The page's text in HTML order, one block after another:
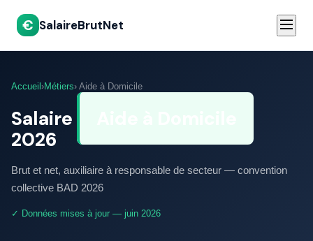
€ SalaireBrutNet
Accueil ›Métiers› Aide à Domicile
Salaire
2026
Brut et net, auxiliaire à responsable de secteur — convention
collective BAD 2026
✓ Données mises à jour — juin 2026